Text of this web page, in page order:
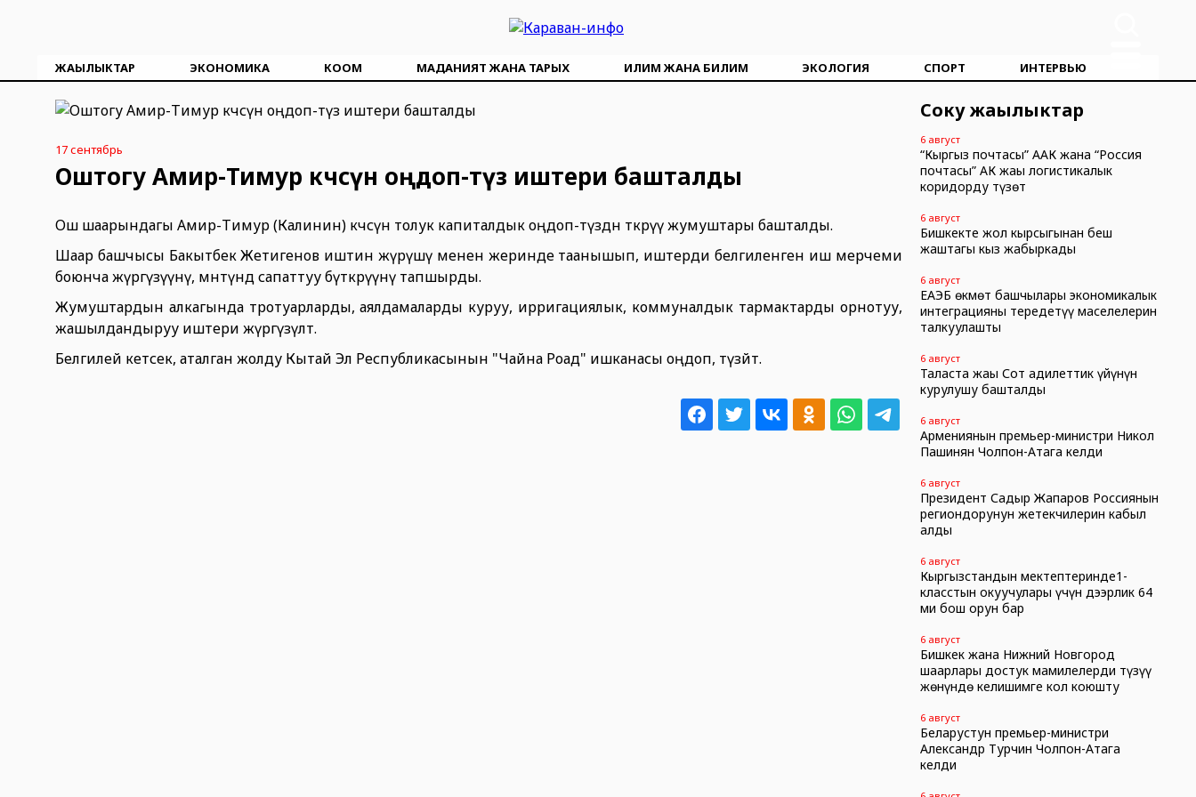
ЖАҢЫЛЫКТАР ЭКОНОМИКА КООМ МАДАНИЯТ ЖАНА ТАРЫХ ИЛИМ ЖАНА БИЛИМ ЭКОЛОГИЯ СПОРТ ИНТЕРВЬЮ
17 сентябрь
Оштогу Амир-Тимур көчөсүн оңдоп-түзөө иштери башталды
Ош шаарындагы Амир-Тимур (Калинин) көчөсүн толук капиталдык оңдоп-түзөөдөн өткөрүү жумуштары башталды.
Шаар башчысы Бакытбек Жетигенов иштин жүрүшү менен жеринде таанышып, иштерди белгиленген иш мерчеми
боюнча жүргүзүүнү, мөөнөтүндө сапаттуу бүткөрүүнү тапшырды.
Жумуштардын алкагында тротуарларды, аялдамаларды куруу, ирригациялык, коммуналдык тармактарды орнотуу,
жашылдандыруу иштери жүргүзүлөт.
Белгилей кетсек, аталган жолду Кытай Эл Республикасынын "Чайна Роад" ишканасы оңдоп, түзөйт.
Соңку жаңылыктар
6 август
“Кыргыз почтасы” ААК жана “Россия
почтасы” АК жаңы логистикалык
коридорду түзөт
6 август
Бишкекте жол кырсыгынан беш
жаштагы кыз жабыркады
6 август
ЕАЭБ өкмөт башчылары экономикалык
интеграцияны тереңдетүү маселелерин
талкуулашты
6 август
Таласта жаңы Сот адилеттик үйүнүн
курулушу башталды
6 август
Армениянын премьер-министри Никол
Пашинян Чолпон-Атага келди
6 август
Президент Садыр Жапаров Россиянын
региондорунун жетекчилерин кабыл
алды
6 август
Кыргызстандын мектептеринде1-
класстын окуучулары үчүн дээрлик 64
миң бош орун бар
6 август
Бишкек жана Нижний Новгород
шаарлары достук мамилелерди түзүү
жөнүндө келишимге кол коюшту
6 август
Беларустун премьер-министри
Александр Турчин Чолпон-Атага
келди